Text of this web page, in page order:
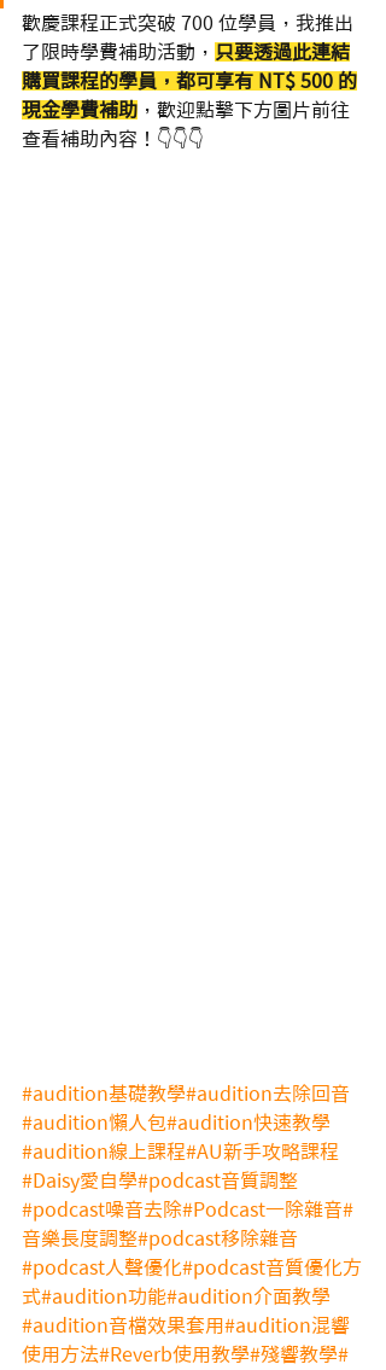
歡慶課程正式突破 700 位學員，我推出
了限時學費補助活動， 只要透過此連結
購買課程的學員，都可享有 NT$ 500 的
現金學費補助 ，歡迎點擊下方圖片前往
查看補助內容！👇👇👇
#audition基礎教學#audition去除回音
#audition懶人包#audition快速教學
#audition線上課程#AU新手攻略課程
#Daisy愛自學#podcast音質調整
#podcast噪音去除#Podcast一除雜音#
音樂長度調整#podcast移除雜音
#podcast人聲優化#podcast音質優化方
式#audition功能#audition介面教學
#audition音檔效果套用#audition混響
使用方法#Reverb使用教學#殘響教學#